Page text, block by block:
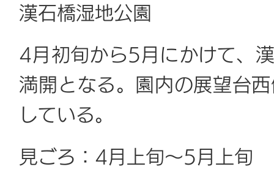
漢石橋湿地公園
4月初旬から5月にかけて、
満開となる。園内の展望台
している。
見ごろ：4月上旬～5月上旬